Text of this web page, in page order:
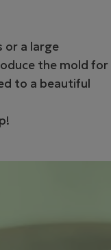
or a large
the mold for
to a beautiful